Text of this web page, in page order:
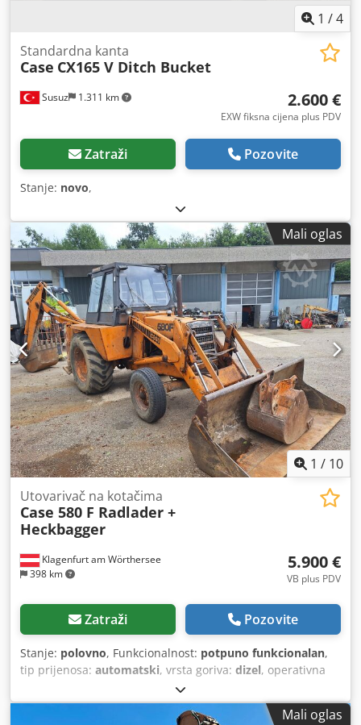
1 /4
Susuz 1.311 km
Standardna kanta
Case CX165 V Ditch Bucket
2.600 €
EXW fiksna cijena plus PDV
Zatraži Pozovite
Stanje: novo,
Mali oglas
1 / 10
Klagenfurt am Wörthersee
398 km
Utovarivač na kotačima
Case 580 F Radlader +
Heckbagger
5.900 €
VB plus PDV
Zatraži Pozovite
Stanje: polovno, Funkcionalnost: potpuno funkcionalan,
tip prijenosa: automatski, vrsta goriva: dizel, operativna
, konfiguracija osovina:
registracija:10/1977, Godina izgradnje:1977, Oprema:
Mali oglas